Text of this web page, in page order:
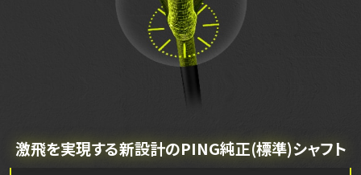
激飛を実現する新設計のPING純正(標準)シャフト